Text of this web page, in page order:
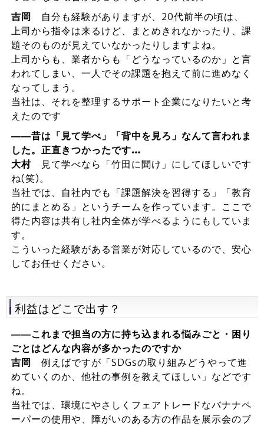
吉岡 自分も経験がありますが、20代前半の頃は、
上司から指令は来るけど、まとめきれなかったり、課
題そのものが見えていなかったりしますよね。
上司からも、業者からも「どうなっているのか」と言
われてしまい、一人でその課題を抱えて前に進めなく
なってしまう。
当社は、それを整理するサポート企業になりたいと考
えたのです
――昔は「見て学べ」「背中を見ろ」なんて言われま
した。正直きつかったです…
大村見て学べなら「竹田に聞け」にしてほしいです
ね(笑)。
当社では、自社内でも「課題解決を習得する」「教育
的にまとめる」というチームを作っています。ここで
得た内容は共有し社内全体が学べるようにもしていま
す。
こういった経験がある営業が対応しているので、安心
してお任せください。
利益はどこで出す？
――これまで担当の方に持ち込まれる悩みごと・困り
ごとはどんな内容が多かったのですか
吉岡 例えばですが「SDGsの取り組みどうやって進
めていくのか、他社の事例を教えてほしい」などです
ね。
当社では、環境にやさしくフェアトレードなバナナペ
ーパーの使用や、障がいのある方の作品を展示会のブ